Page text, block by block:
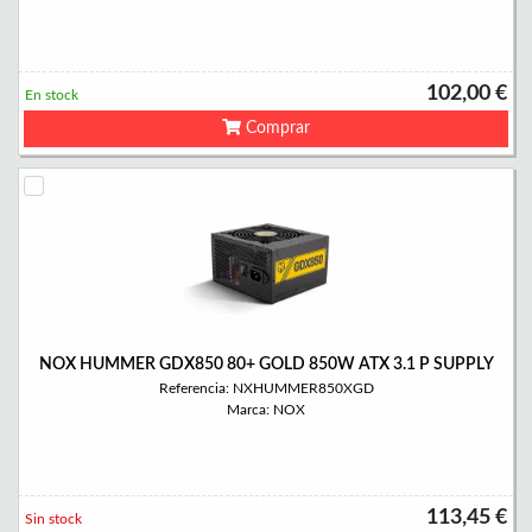
102,00 €
En stock
Comprar
NOX HUMMER GDX850 80+ GOLD 850W ATX 3.1 P SUPPLY
Referencia: NXHUMMER850XGD
Marca: NOX
113,45 €
Sin stock